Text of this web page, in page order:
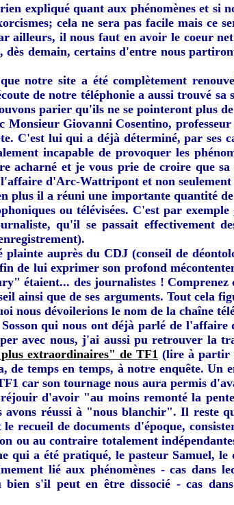
expliqué quant aux phénomènes et
cela ne sera pas facile mais ce
ailleurs, il nous faut en avoir le coeur
demain, certains d'entre nous
notre site a été complètement
de notre téléphonie a aussi trouvé
parier qu'ils ne se pointeront plus
Giovanni Cosentino,
C'est lui qui a déjà déterminé, par ses
incapable de provoquer les
acharné et je vous prie de croire que
l'affaire d'Arc-Wattripont et non
plus il a réuni une importante quantité
ou télévisées. C'est par
qu'il se passait effectivement
plainte auprès du CDJ (conseil de
de lui exprimer son profond
étaient... des journalistes ! Comprenez
ainsi que de ses arguments. Tout cela
nous dévoilerions le nom de la chaîne
qui nous ont déjà parlé de
avec nous, j'ai aussi pu retrouver la
plus extraordinaires" de TF1 (lire à partir
temps en temps, à notre enquête. Un
car son tournage nous aura permis
d'avoir "au moins remonté la
réussi à "nous blanchir". Il reste
recueil de documents d'époque,
ou au contraire totalement
qui a été pratiqué, le pasteur Samuel,
lié aux phénomènes - cas dans
bien s'il peut en être dissocié - cas